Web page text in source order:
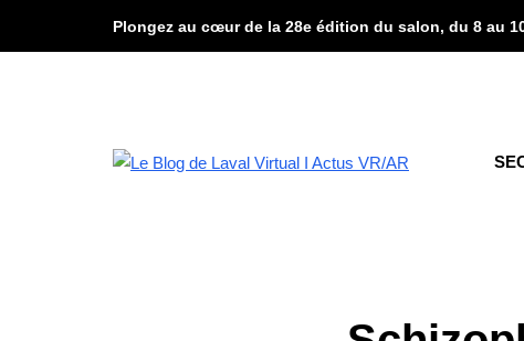
Plongez au cœur de la 28e édition du salon, du 8 au